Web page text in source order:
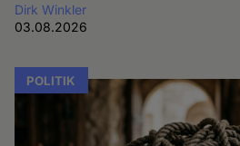
Dirk Winkler
03.08.2026
POLITIK